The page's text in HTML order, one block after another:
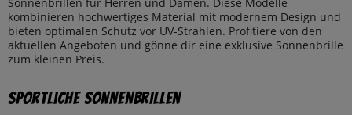
Sonnenbrillen für Herren und Damen. Diese Modelle
kombinieren hochwertiges Material mit modernem Design und
bieten optimalen Schutz vor UV-Strahlen. Profitiere von den
aktuellen Angeboten und gönne dir eine exklusive Sonnenbrille
zum kleinen Preis.
Sportliche Sonnenbrillen